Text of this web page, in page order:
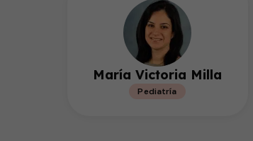
María Victoria Milla
Pediatría